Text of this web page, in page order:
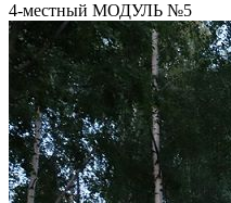
4-местный МОДУЛЬ №5